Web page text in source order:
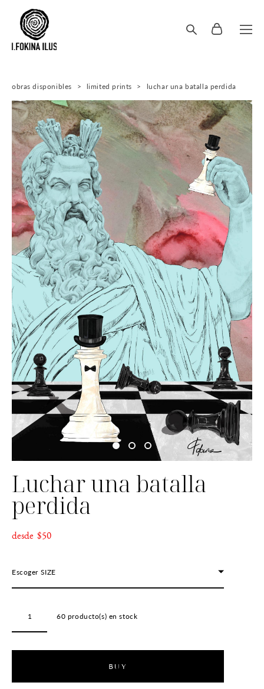
obras disponibles > limited prints > luchar una batalla perdida
Luchar una batalla
perdida
desde $50
Escoger SIZE
60 producto(s) en stock
BUY